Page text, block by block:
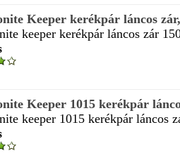
Keeper kerékpár láncos
keeper kerékpár láncos zár
Keeper 1015 kerékpár
keeper 1015 kerékpár láncos